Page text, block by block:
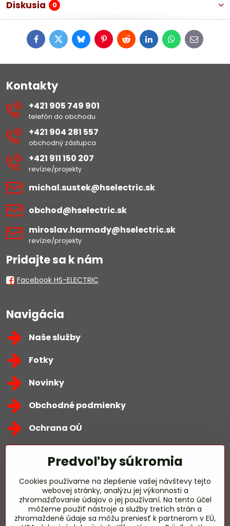
Diskusia 0
FacebookTwitterBlueskyPinterestRedditLinkedInWhatsApp
E-
mail
Kontakty
+421 905 749 901
telefón do obchodu
+421 904 281 557
obchodný zástupca
+421 911 150 207
revízie/projekty
michal​.sustek​@hselectric​.sk
obchod​@hselectric​.sk
miroslav​.harmady​@hselectric​.sk
revízie/projekty
Pridajte sa k nám
Facebook HS-ELECTRIC
Navigácia
Naše služby
Fotky
Novinky
Obchodné podmienky
Ochrana OÚ
Zavoláme Vám späť
Váš telefón*
Predvoľby súkromia
Cookies používame na zlepšenie vašej návštevy tejto
webovej stránky, analýzu jej výkonnosti a
zhromažďovanie údajov o jej používaní. Na tento účel
môžeme použiť nástroje a služby tretích strán a
zhromaždené údaje sa môžu preniesť k partnerom v EÚ,